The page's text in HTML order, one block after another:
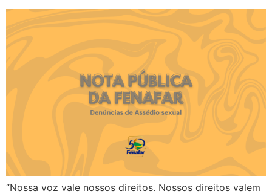
“Nossa voz vale nossos direitos. Nossos direitos valem